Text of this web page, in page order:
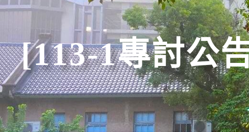
[113-1專討公